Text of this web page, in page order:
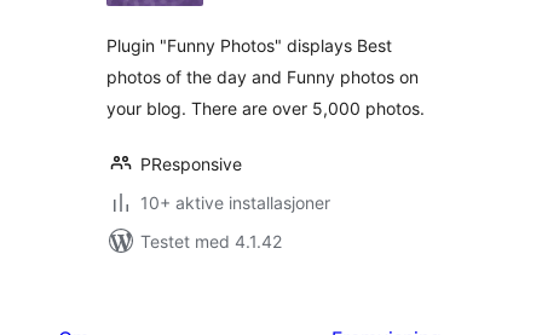
Plugin "Funny Photos" displays Best
photos of the day and Funny photos on
your blog. There are over 5,000 photos.
PResponsive
10+ aktive installasjoner
Testet med 4.1.42